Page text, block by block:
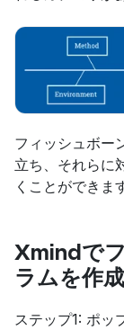
フィッシュボー
立ち、それらに
くことができま
Xmindで
ラムを作
ステップ1: ポッ